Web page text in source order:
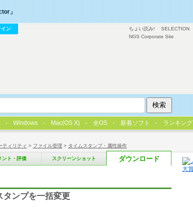
ティリティ > ファイル管理 > タイムスタンプ・属性操作
ント・評価 スクリーンショット ダウンロード
タンプを一括変更
ちょい読み! SELECTION
NGS Corporate Site
」
イン
Windows Mac(OS X) 全OS 新着ソフト ランキング